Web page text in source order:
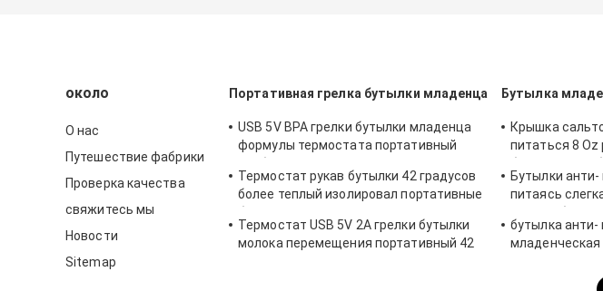
около
О нас
Путешествие фабрики
Проверка качества
свяжитесь мы
Новости
Sitemap
Портативная грелка бутылки младенца
USB 5V BPA грелки бутылки младенца
формулы термостата портативный
Термостат рукав бутылки 42 градусов
более теплый изолировал портативные
Термостат USB 5V 2A грелки бутылки
молока перемещения портативный 42
Бутылка
Крышка
питаться 8 Oz
анти- колика
Бутылки
питаясь
бутылка анти-
младенческая